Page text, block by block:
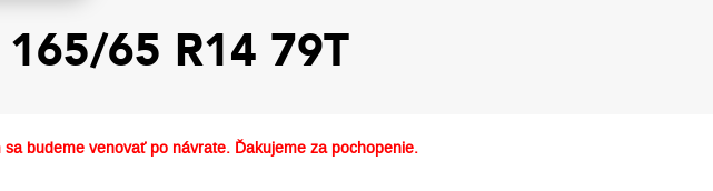
65 R14 79T
budeme venovať po návrate. Ďakujeme za pochopenie.